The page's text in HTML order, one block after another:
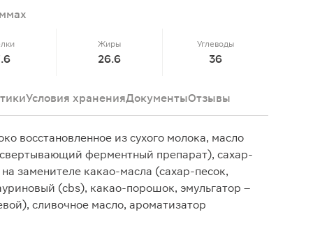
Жиры
26.6
Углеводы
36
Условия храненияДокументыОтзывы
восстановленное из сухого молока, масло
ферментный препарат), сахар-
заменителе какао-масла (сахар-песок,
(cbs), какао-порошок, эмульгатор –
сливочное масло, ароматизатор